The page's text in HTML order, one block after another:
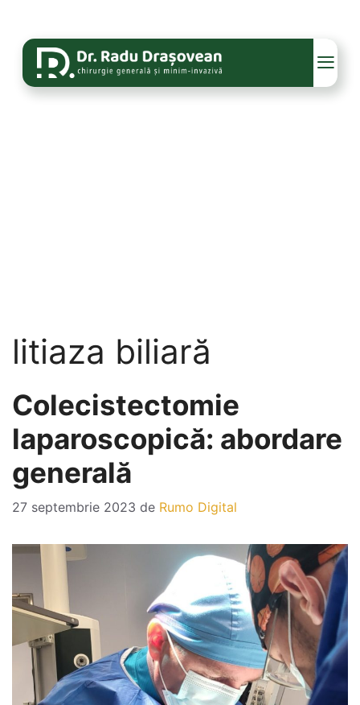
litiaza biliară
Colecistectomie
laparoscopică: abordare
generală
27 septembrie 2023 de Rumo Digital